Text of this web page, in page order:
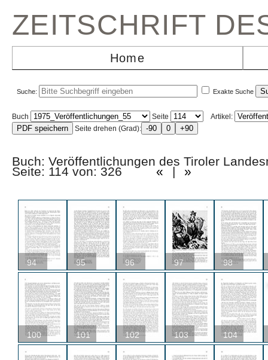
ZEITSCHRIFT
Home
Suche: Exakte Suche
Buch Seite
Artikel:
Seite drehen (Grad):
Buch: Veröffentlichungen des Tiroler
Seite: 114 von: 326 « | »
94 95 96 97 98
100 101 102 103 104